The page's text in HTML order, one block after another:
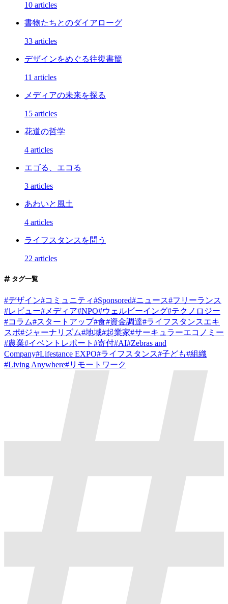
10 articles
書物たちとのダイアローグ
33 articles
デザインをめぐる往復書簡
11 articles
メディアの未来を探る
15 articles
花道の哲学
4 articles
エゴる、エコる
3 articles
あわいと風土
4 articles
ライフスタンスを問う
22 articles
タグ一覧
#デザイン#コミュニティ#Sponsored#ニュース#フリーランス
#レビュー# メディア#NPO#ウェルビーイング#テクノロジー
#コラム#スタートアップ#食#資金調達#ライフスタンスエキ
スポ#ジャーナリズム#地域#起業家#サーキュラーエコノミー
#農業#イベントレポート #寄付#AI#Zebras and
Company#Lifestance EXPO#ライフスタンス#子ども#組織
#Living Anywhere#リモートワーク